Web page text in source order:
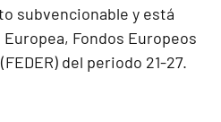
subvencionable y está
Fondos Europeos
del periodo 21-27.